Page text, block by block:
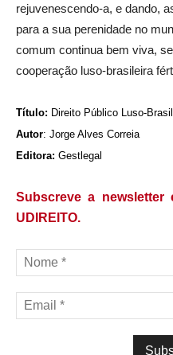
rejuvenescendo-a, e dando,
para a sua perenidade no
comum continua bem viva,
cooperação luso-brasileira
Título: Direito Público Luso-
Autor: Jorge Alves Correia
Editora: Gestlegal
Subscreve a
UDIREITO.